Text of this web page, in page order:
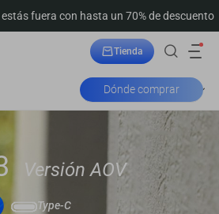
fuera con hasta un 70% de descuento
Tienda
Dónde comprar
Versión AOV
Type-C